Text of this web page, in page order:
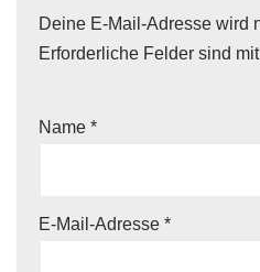
Deine E-Mail-Adresse wird
Erforderliche Felder sind mit
Name *
E-Mail-Adresse *